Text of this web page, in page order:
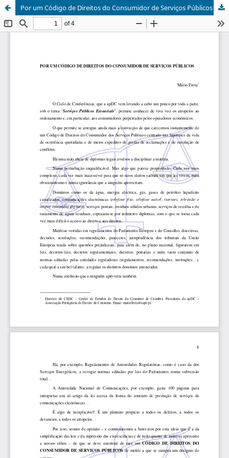
Por um Código de Direitos do Consumidor de Serviços Públicos